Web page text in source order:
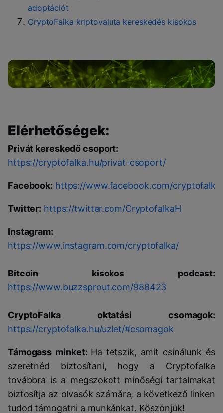
adoptációt
CryptoFalka kriptovaluta kereskedés kisokos
Elérhetőségek:
Privát kereskedő csoport:
https://cryptofalka.hu/privat-csoport/
Facebook: https://www.facebook.com/cryptofalka/
Twitter: https://twitter.com/CryptofalkaH
Instagram:
https://www.instagram.com/cryptofalka/
Bitcoin kisokos podcast:
https://www.buzzsprout.com/988423
CryptoFalka oktatási csomagok:
https://cryptofalka.hu/uzlet/#csomagok
Támogass minket: Ha tetszik, amit csinálunk és
szeretnéd biztosítani, hogy a Cryptofalka
továbbra is a megszokott minőségi tartalmakat
biztosítja az olvasók számára, a következő linken
tudod támogatni a munkánkat. Köszönjük!